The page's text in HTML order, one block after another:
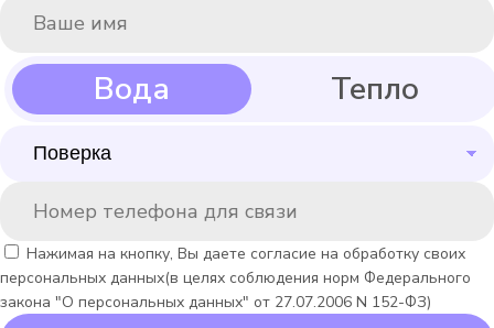
Нажимая на кнопку, Вы даете согласие на обработку своих
персональных данных(в целях соблюдения норм Федерального
закона "О персональных данных" от 27.07.2006 N 152-ФЗ)